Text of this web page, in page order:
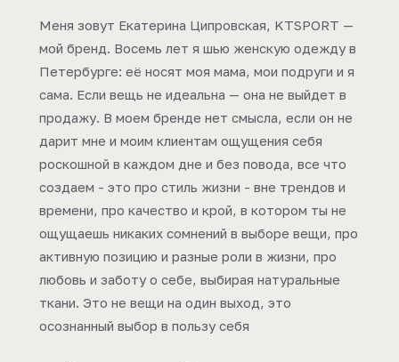
Меня зовут Екатерина Ципровская, KTSPORT —
мой бренд. Восемь лет я шью женскую одежду в
Петербурге: её носят моя мама, мои подруги и я
сама. Если вещь не идеальна — она не выйдет в
продажу. В моем бренде нет смысла, если он не
дарит мне и моим клиентам ощущения себя
роскошной в каждом дне и без повода, все что
создаем - это про стиль жизни - вне трендов и
времени, про качество и крой, в котором ты не
ощущаешь никаких сомнений в выборе вещи, про
активную позицию и разные роли в жизни, про
любовь и заботу о себе, выбирая натуральные
ткани. Это не вещи на один выход, это
осознанный выбор в пользу себя